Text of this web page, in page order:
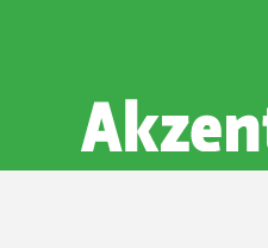
Sophia Care